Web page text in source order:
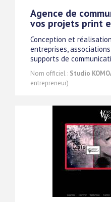
Agence de
vos projets print
Conception et
entreprises,
supports de
Nom officiel : Studio
entrepreneur)